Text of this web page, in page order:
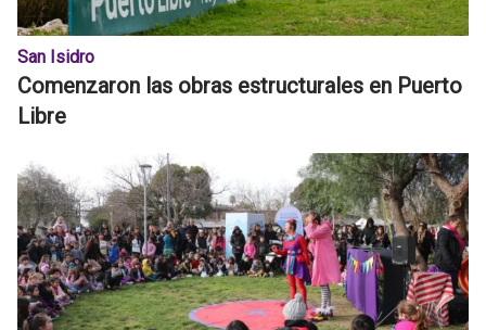
San Isidro
Comenzaron las obras estructurales en Puerto
Libre